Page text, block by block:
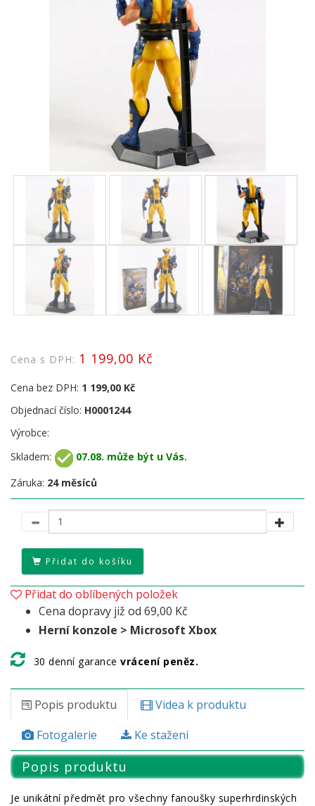
Cena s DPH: 1 199,00 Kč
Cena bez DPH: 1 199,00 Kč
Objednací číslo: H0001244
Výrobce:
Skladem:
07.08. může být u Vás.
Záruka: 24 měsíců
Přidat do košíku
Přidat do oblíbených položek
Cena dopravy již od 69,00 Kč
Herní konzole > Microsoft Xbox
30 denní garance vrácení peněz.
Popis produktu
Videa k produktu
Fotogalerie
Ke stažení
Popis produktu
Je unikátní předmět pro všechny fanoušky superhrdinských